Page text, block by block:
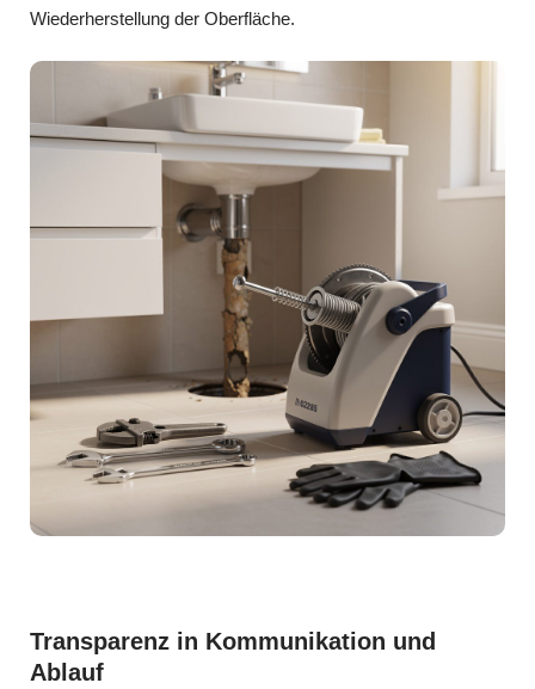
Wiederherstellung der Oberfläche.
Transparenz in Kommunikation und
Ablauf